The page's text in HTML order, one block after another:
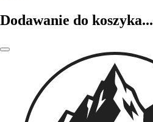
Dodawanie do koszyka...